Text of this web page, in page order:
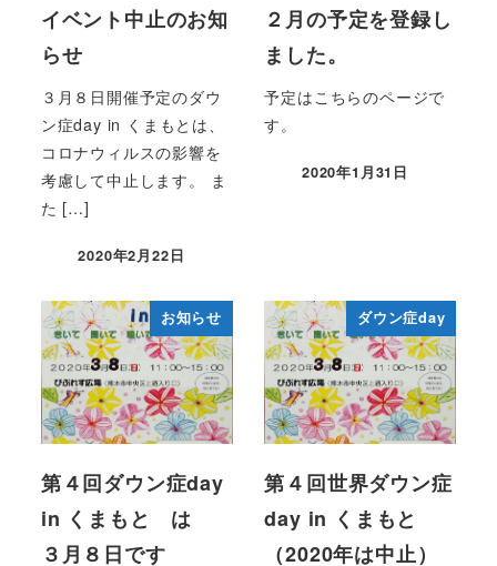
イベント中止のお知
らせ
３月８日開催予定のダウ
ン症day in くまもとは、
コロナウィルスの影響を
考慮して中止します。 ま
た […]
投稿日
2020年2月22日
２月の予定を登録し
ました。
予定はこちらのページで
す。
投稿日
2020年1月31日
お知らせ
第４回ダウン症day
in くまもと は
３月８日です
ダウン症day
第４回世界ダウン症
day in くまもと
（2020年は中止）